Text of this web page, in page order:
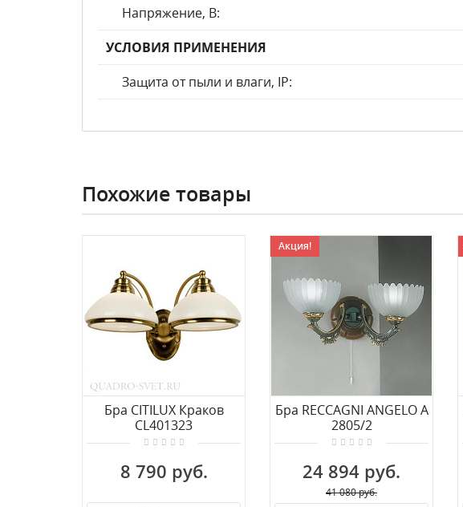
Напряжение, В:
УСЛОВИЯ ПРИМЕНЕНИЯ
Защита от пыли и влаги, IP:
Похожие товары
Бра CITILUX Краков
CL401323
8 790 руб.
Акция!
Бра RECCAGNI ANGELO A
2805/2
24 894 руб.
41 080 руб.